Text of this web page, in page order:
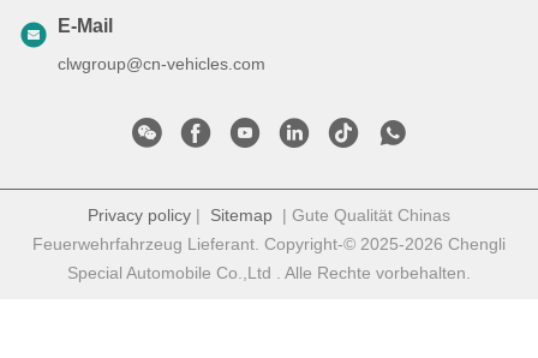
E-Mail
clwgroup@cn-vehicles.com
Privacy policy | Sitemap | Gute Qualität Chinas
Feuerwehrfahrzeug Lieferant. Copyright-© 2025-2026 Chengli
Special Automobile Co.,Ltd . Alle Rechte vorbehalten.